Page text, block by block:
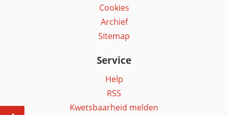
Cookies
Archief
Sitemap
Service
Help
RSS
Kwetsbaarheid melden